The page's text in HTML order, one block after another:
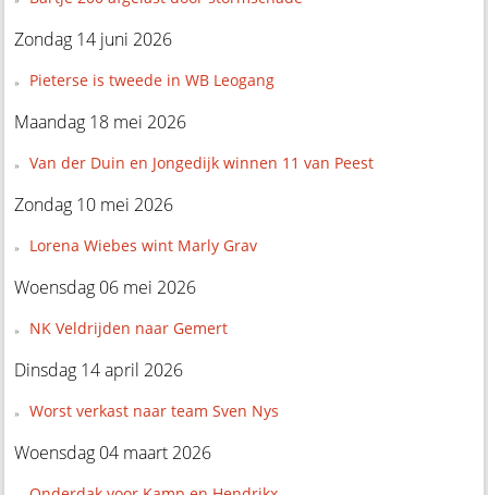
Zondag 14 juni 2026
Pieterse is tweede in WB Leogang
Maandag 18 mei 2026
Van der Duin en Jongedijk winnen 11 van Peest
Zondag 10 mei 2026
Lorena Wiebes wint Marly Grav
Woensdag 06 mei 2026
NK Veldrijden naar Gemert
Dinsdag 14 april 2026
Worst verkast naar team Sven Nys
Woensdag 04 maart 2026